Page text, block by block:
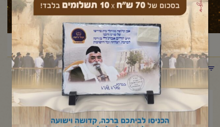
ראשי/ עלון לשבת/ דברים/שופטים/פרשת שופטים
תפריט קטגוריות
פרשת שופטים
ספטמבר 6, 2024